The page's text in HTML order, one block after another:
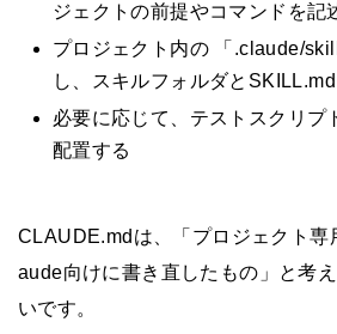
ジェクトの前提やコマンドを記
プロジェクト内の 「.claude/
し、スキルフォルダと
必要に応じて、テストスクリプ
配置する
CLAUDE.mdは、「プロジェクト専
aude向けに書き直したもの」と考
いです。